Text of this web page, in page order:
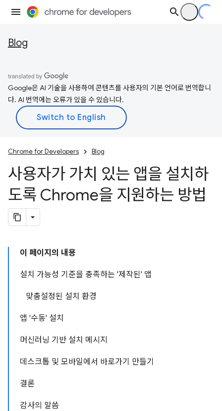
Blog
Google은 AI 기술을 사용하여 콘텐츠를 사용자의 기본 언어로 번역합니
다. AI 번역에는 오류가 있을 수 있습니다.
Chrome for Developers Blog
사용자가 가치 있는 앱을 설치하
도록 Chrome을 지원하는 방법
이 페이지의 내용
설치 가능성 기준을 충족하는 '제작된' 앱
맞춤설정된 설치 환경
앱 '수동' 설치
머신러닝 기반 설치 메시지
데스크톱 및 모바일에서 바로가기 만들기
결론
감사의 말씀